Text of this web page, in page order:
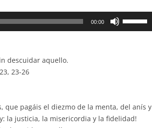
00:00
o
disminuir
descuidar aquello.
23-26
que pagáis el diezmo de la menta, del anís y
la justicia, la misericordia y la fidelidad!